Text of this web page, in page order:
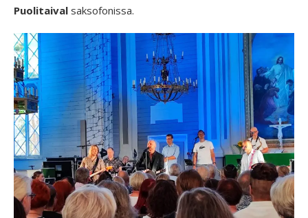
Puolitaival saksofonissa.